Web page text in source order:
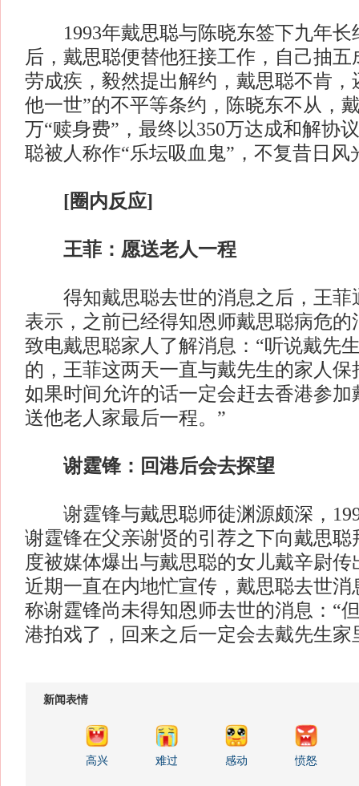
1993年戴思聪与陈晓东签下九年长
后，戴思聪便替他狂接工作，自己抽
劳成疾，毅然提出解约，戴思聪不肯，
他一世”的不平等条约，陈晓东不从，
万“赎身费”，最终以350万达成和解协
聪被人称作“乐坛吸血鬼”，不复昔日风
[圈内反应]
王菲：愿送老人一程
得知戴思聪去世的消息之后，王菲
表示，之前已经得知恩师戴思聪病危的
致电戴思聪家人了解消息：“听说戴先
的，王菲这两天一直与戴先生的家人保
如果时间允许的话一定会赶去香港参加
送他老人家最后一程。”
谢霆锋：回港后会去探望
谢霆锋与戴思聪师徒渊源颇深，
谢霆锋在父亲谢贤的引荐之下向戴思聪
度被媒体爆出与戴思聪的女儿戴辛尉
近期一直在内地忙宣传，戴思聪去世消
称谢霆锋尚未得知恩师去世的消息：“
港拍戏了，回来之后一定会去戴先生家
新闻表情
高兴 难过 感动 愤怒